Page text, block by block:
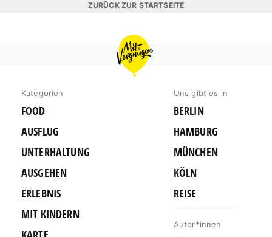
ZURÜCK ZUR STARTSEITE
MIT
VERGNÜGEN
HAMBURG
Kategorien
FOOD
AUSFLUG
UNTERHALTUNG
AUSGEHEN
ERLEBNIS
MIT KINDERN
Uns gibt es in
BERLIN
HAMBURG
MÜNCHEN
KÖLN
REISE
Autor*innen